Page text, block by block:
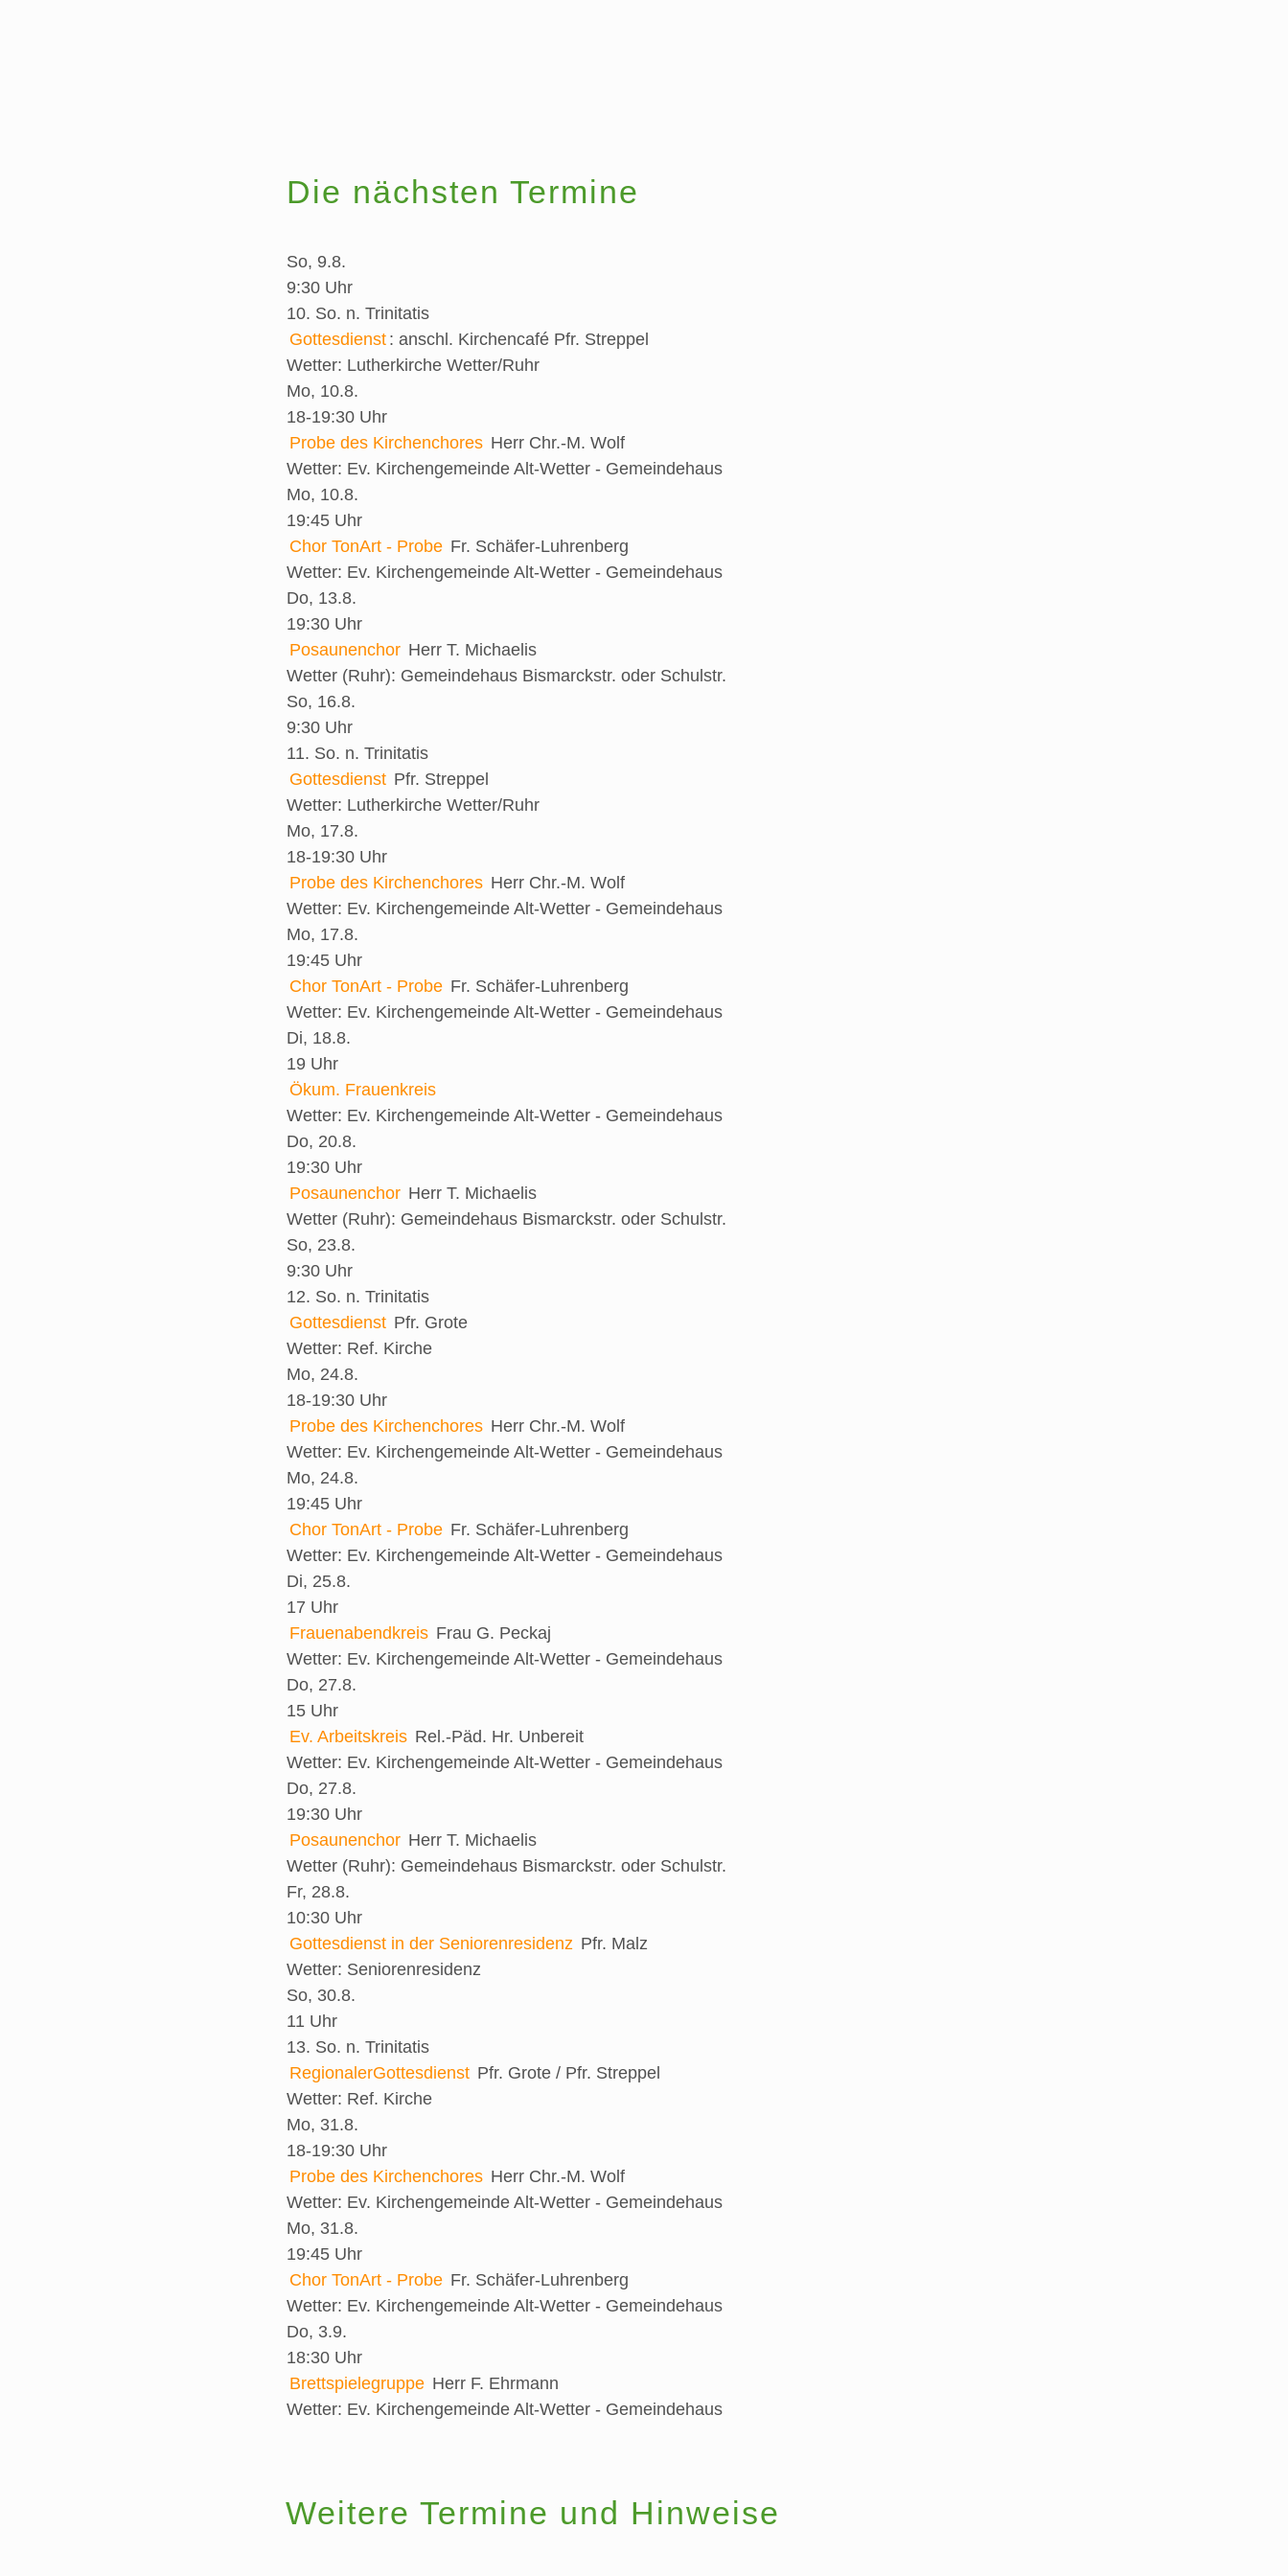
Die nächsten Termine
So, 9.8.
9:30 Uhr
10. So. n. Trinitatis
Gottesdienst : anschl. Kirchencafé Pfr. Streppel
Wetter: Lutherkirche Wetter/Ruhr
Mo, 10.8.
18-19:30 Uhr
Probe des Kirchenchores Herr Chr.-M. Wolf
Wetter: Ev. Kirchengemeinde Alt-Wetter - Gemeindehaus
Mo, 10.8.
19:45 Uhr
Chor TonArt - Probe Fr. Schäfer-Luhrenberg
Wetter: Ev. Kirchengemeinde Alt-Wetter - Gemeindehaus
Do, 13.8.
19:30 Uhr
Posaunenchor Herr T. Michaelis
Wetter (Ruhr): Gemeindehaus Bismarckstr. oder Schulstr.
So, 16.8.
9:30 Uhr
11. So. n. Trinitatis
Gottesdienst Pfr. Streppel
Wetter: Lutherkirche Wetter/Ruhr
Mo, 17.8.
18-19:30 Uhr
Probe des Kirchenchores Herr Chr.-M. Wolf
Wetter: Ev. Kirchengemeinde Alt-Wetter - Gemeindehaus
Mo, 17.8.
19:45 Uhr
Chor TonArt - Probe Fr. Schäfer-Luhrenberg
Wetter: Ev. Kirchengemeinde Alt-Wetter - Gemeindehaus
Di, 18.8.
19 Uhr
Ökum. Frauenkreis
Wetter: Ev. Kirchengemeinde Alt-Wetter - Gemeindehaus
Do, 20.8.
19:30 Uhr
Posaunenchor Herr T. Michaelis
Wetter (Ruhr): Gemeindehaus Bismarckstr. oder Schulstr.
So, 23.8.
9:30 Uhr
12. So. n. Trinitatis
Gottesdienst Pfr. Grote
Wetter: Ref. Kirche
Mo, 24.8.
18-19:30 Uhr
Probe des Kirchenchores Herr Chr.-M. Wolf
Wetter: Ev. Kirchengemeinde Alt-Wetter - Gemeindehaus
Mo, 24.8.
19:45 Uhr
Chor TonArt - Probe Fr. Schäfer-Luhrenberg
Wetter: Ev. Kirchengemeinde Alt-Wetter - Gemeindehaus
Di, 25.8.
17 Uhr
Frauenabendkreis Frau G. Peckaj
Wetter: Ev. Kirchengemeinde Alt-Wetter - Gemeindehaus
Do, 27.8.
15 Uhr
Ev. Arbeitskreis Rel.-Päd. Hr. Unbereit
Wetter: Ev. Kirchengemeinde Alt-Wetter - Gemeindehaus
Do, 27.8.
19:30 Uhr
Posaunenchor Herr T. Michaelis
Wetter (Ruhr): Gemeindehaus Bismarckstr. oder Schulstr.
Fr, 28.8.
10:30 Uhr
Gottesdienst in der Seniorenresidenz Pfr. Malz
Wetter: Seniorenresidenz
So, 30.8.
11 Uhr
13. So. n. Trinitatis
RegionalerGottesdienst Pfr. Grote / Pfr. Streppel
Wetter: Ref. Kirche
Mo, 31.8.
18-19:30 Uhr
Probe des Kirchenchores Herr Chr.-M. Wolf
Wetter: Ev. Kirchengemeinde Alt-Wetter - Gemeindehaus
Mo, 31.8.
19:45 Uhr
Chor TonArt - Probe Fr. Schäfer-Luhrenberg
Wetter: Ev. Kirchengemeinde Alt-Wetter - Gemeindehaus
Do, 3.9.
18:30 Uhr
Brettspielegruppe Herr F. Ehrmann
Wetter: Ev. Kirchengemeinde Alt-Wetter - Gemeindehaus
Weitere Termine und Hinweise